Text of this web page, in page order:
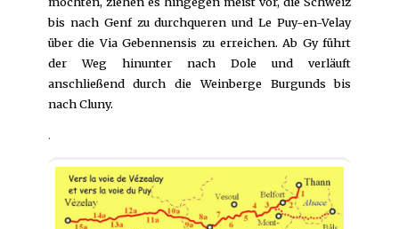
bis nach Genf zu durchqueren und Le Puy-en-Velay
über die Via Gebennensis zu erreichen. Ab Gy führt
der Weg hinunter nach Dole und verläuft
anschließend durch die Weinberge Burgunds bis
nach Cluny.
.